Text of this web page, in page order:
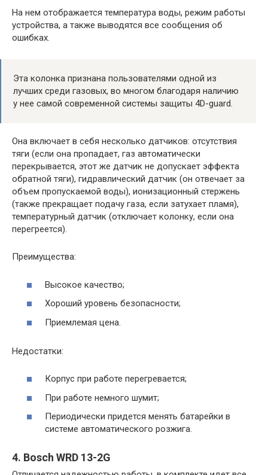
На нем отображается температура воды, режим работы
устройства, а также выводятся все сообщения об
ошибках.
Эта колонка признана пользователями одной из
лучших среди газовых, во многом благодаря наличию
у нее самой современной системы защиты 4D-guard.
Она включает в себя несколько датчиков: отсутствия
тяги (если она пропадает, газ автоматически
перекрывается, этот же датчик не допускает эффекта
обратной тяги), гидравлический датчик (он отвечает за
объем пропускаемой воды), ионизационный стержень
(также прекращает подачу газа, если затухает пламя),
температурный датчик (отключает колонку, если она
перегреется).
Преимущества:
Высокое качество;
Хороший уровень безопасности;
Приемлемая цена.
Недостатки:
Корпус при работе перегревается;
При работе немного шумит;
Периодически придется менять батарейки в
системе автоматического розжига.
4. Bosch WRD 13-2G